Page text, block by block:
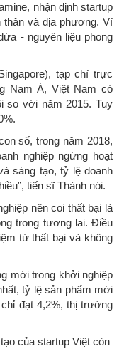
nhận định startup
thân và địa phương. Ví
- nguyên liệu phong
tạp chí trực
Nam Á, Việt Nam có
so với năm 2015. Tuy
số, trong năm 2018,
nghiệp ngừng hoạt
sáng tạo, tỷ lệ doanh
tiến sĩ Thành nói.
nên coi thất bại là
trong tương lai. Điều
từ thất bại và không
mới trong khởi nghiệp
tỷ lệ sản phẩm mới
đạt 4,2%, thị trường